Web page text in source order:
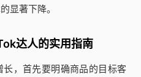
显著下降。
达人的实用指南
，首先要明确商品的目标客